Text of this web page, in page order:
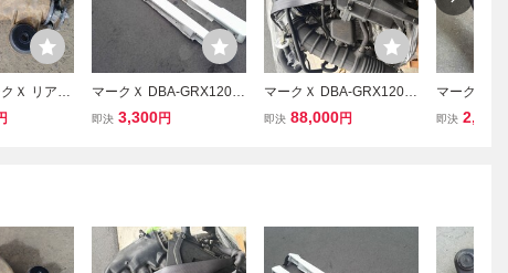
Ｘ リアデ
正 ファイ
マークＸ DBA-GRX120
左右サイドステップセッ
即決 3,300円
マークＸ DBA-GRX120
エンジン エンジンASSY
即決 88,000円
マークＸ
フロント左
即決 2,200